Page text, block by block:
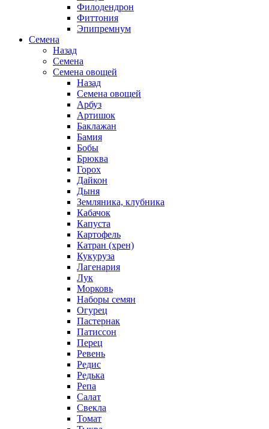
Филодендрон
Фиттония
Эпипремнум
Семена
Назад
Семена
Семена овощей
Назад
Семена овощей
Арбуз
Артишок
Баклажан
Бамия
Бобы
Брюква
Горох
Дайкон
Дыня
Земляника, клубника
Кабачок
Капуста
Картофель
Катран (хрен)
Кукуруза
Лагенария
Лук
Морковь
Наборы семян
Огурец
Пастернак
Патиссон
Перец
Ревень
Редис
Редька
Репа
Салат
Свекла
Томат